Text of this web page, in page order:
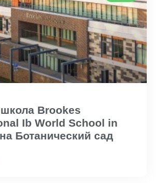
Brookes
Ib World School in
Ботанический сад